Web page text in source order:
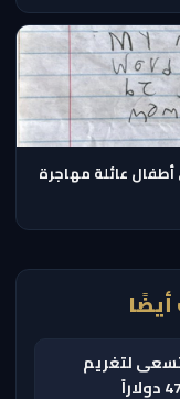
تسعى لتغريم